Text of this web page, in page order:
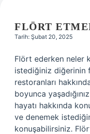
FLÖRT
Tarih: Şubat 20, 2025
Flört ederken neler
istediğiniz diğerinin
restoranları
boyunca
hayatı hakkında
ve denemek
konuşabilirsiniz.